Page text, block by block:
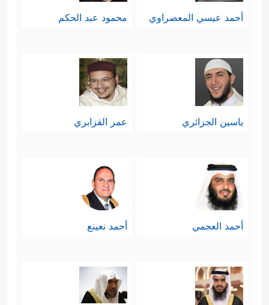
أحمد عيسي المعصراوي محمود عبد الحكم
ياسين الجزائري عمر القزابري
أحمد العجمي أحمد نعينع